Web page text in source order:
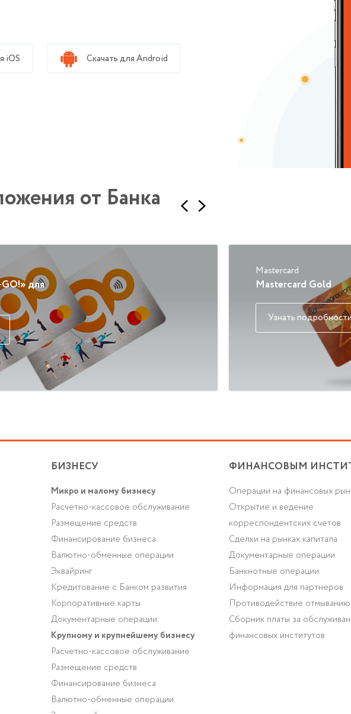
iOS Скачать для Android
от Банка
для
Mastercard
Masterсard Gold
Узнать
БИЗНЕСУ
Микро и малому бизнесу
Расчетно-кассовое обслуживание
Размещение средств
Финансирование бизнеса
Валютно-обменные операции
Эквайринг
Кредитование с Банком развития
Корпоративные карты
Документарные операции
Крупному и крупнейшему бизнесу
Расчетно-кассовое обслуживание
Размещение средств
Финансирование бизнеса
Валютно-обменные операции
ФИНАНСОВЫМ
Операции на финансовых
Открытие и ведение
корреспондентских счетов
Сделки на рынках капитала
Документарные операции
Банкнотные операции
Информация для партнеров
Противодействие
Сборник платы за
финансовых институтов